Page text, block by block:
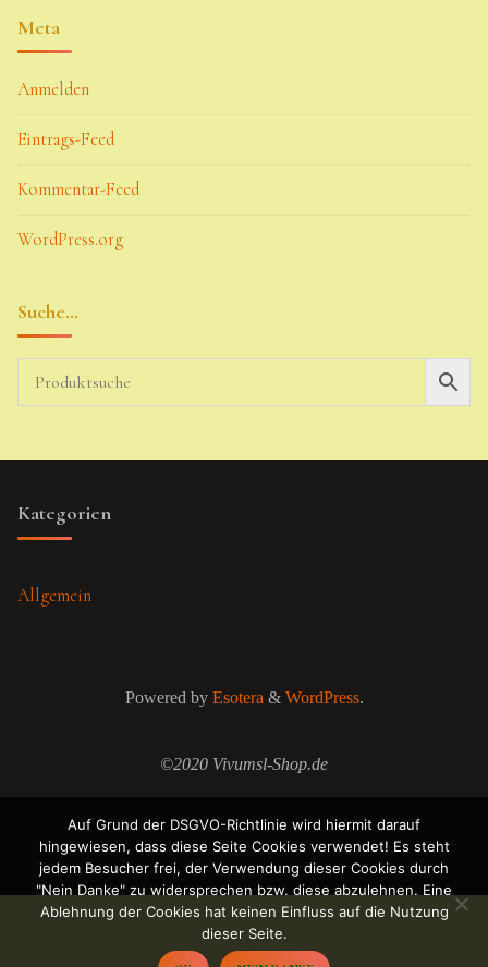
Meta
Anmelden
Eintrags-Feed
Kommentar-Feed
WordPress.org
Suche…
Kategorien
Allgemein
Powered byEsotera& WordPress.
©2020 Vivumsl-Shop.de
Auf Grund der DSGVO-Richtlinie wird hiermit darauf
hingewiesen, dass diese Seite Cookies verwendet! Es steht
jedem Besucher frei, der Verwendung dieser Cookies durch
"Nein Danke" zu widersprechen bzw. diese abzulehnen. Eine
Ablehnung der Cookies hat keinen Einfluss auf die Nutzung
dieser Seite.